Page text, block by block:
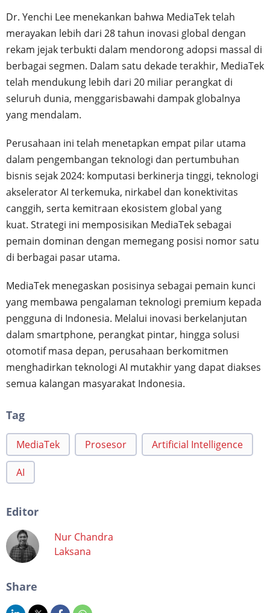
Dr. Yenchi Lee menekankan bahwa MediaTek telah
merayakan lebih dari 28 tahun inovasi global dengan
rekam jejak terbukti dalam mendorong adopsi massal di
berbagai segmen. Dalam satu dekade terakhir, MediaTek
telah mendukung lebih dari 20 miliar perangkat di
seluruh dunia, menggarisbawahi dampak globalnya
yang mendalam.
Perusahaan ini telah menetapkan empat pilar utama
dalam pengembangan teknologi dan pertumbuhan
bisnis sejak 2024: komputasi berkinerja tinggi, teknologi
akselerator AI terkemuka, nirkabel dan konektivitas
canggih, serta kemitraan ekosistem global yang
kuat. Strategi ini memposisikan MediaTek sebagai
pemain dominan dengan memegang posisi nomor satu
di berbagai pasar utama.
MediaTek menegaskan posisinya sebagai pemain kunci
yang membawa pengalaman teknologi premium kepada
pengguna di Indonesia. Melalui inovasi berkelanjutan
dalam smartphone, perangkat pintar, hingga solusi
otomotif masa depan, perusahaan berkomitmen
menghadirkan teknologi AI mutakhir yang dapat diakses
semua kalangan masyarakat Indonesia.
Tag
MediaTek Prosesor Artificial Intelligence
AI
Editor
Nur Chandra
Laksana
Share